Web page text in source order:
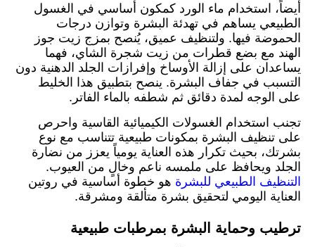
أيضاً، استخدام ماء الورد كمكون أساسي في الغسول
الطبيعي يساهم في تهدئة البشرة وتوازن درجات
الحموضة فيها. ولتنظيف عميق، يُنصح بمزج زيت جوز
الهند مع بضع قطرات من زيت شجرة الشاي، فهما
يساعدان على إزالة الأوساخ وإفرازات الجلد الدهنية دون
التسبب في جفاف البشرة. ينصح بتطبيق هذا الخليط
على الوجه لمدة دقائق ثم شطفه بالماء الفاتر.
تجنب استخدام الغسولات الكيميائية القاسية واحرص
على تنظيف البشرة بمكونات طبيعية تتناسب مع نوع
بشرتك، بحيث تكرار هذه العناية يومياً يعزز من نضارة
الجلد ويحافظ على ملمسه ناعم وخالٍ من العيوب.
التنظيف الطبيعي للبشرة هو خطوة أساسية في روتين
العناية اليومي لتحقيق بشرة متألقة ومشرقة.
ترطيب وحماية البشرة بمرطبات طبيعية